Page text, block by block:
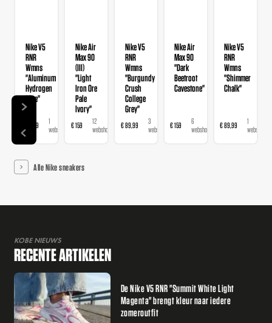
Nike V5
RNR
Wmns
"Aluminum
Hydrogen
Blue"
€ 89,99
1
webshop
Nike Air
Max 90
(III)
"Light
Iron Ore
Pale
Ivory"
€ 159
12
webshops
Nike V5
RNR
Wmns
"Burgundy
Crush
College
Grey"
€ 89,99
3
webshops
Nike Air
Max 90
"Dark
Beetroot
Cavestone"
€ 159
6
webshops
Nike V5
RNR
Wmns
"Shimmer
Chalk"
€ 89,99
1
webshop
Alle Nike sneakers
KOBE NIEUWS
RECENTE ARTIKELEN
De Nike V5 RNR "Summit White Light
Magenta" brengt kleur naar iedere
zomeroutfit